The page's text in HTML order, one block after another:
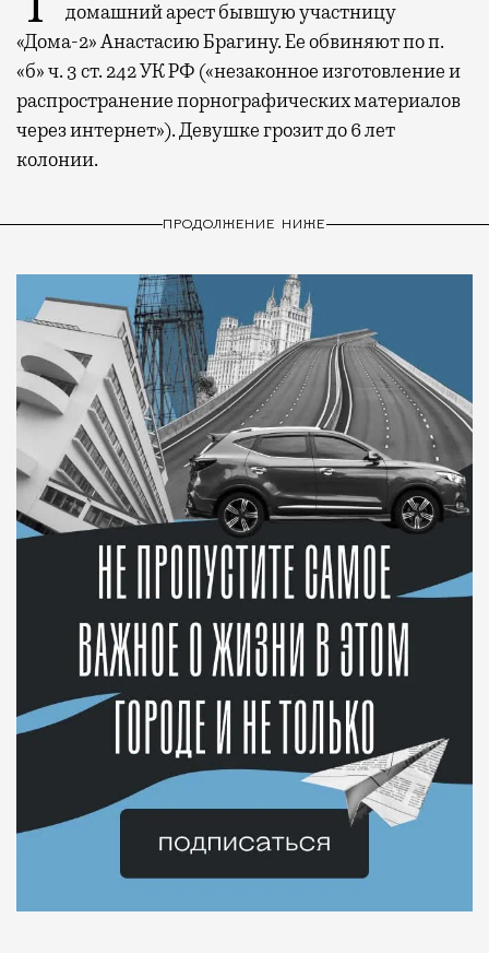
домашний арест бывшую участницу
«Дома-2» Анастасию Брагину. Ее обвиняют по п.
«б» ч. 3 ст. 242 УК РФ («незаконное изготовление и
распространение порнографических материалов
через интернет»). Девушке грозит до 6 лет
колонии.
ПРОДОЛЖЕНИЕ НИЖЕ